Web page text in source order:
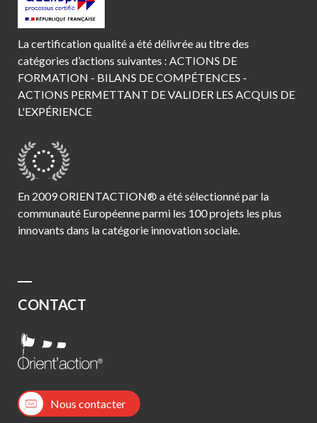
La certification qualité a été délivrée au titre des
catégories d’actions suivantes : ACTIONS DE
FORMATION - BILANS DE COMPÉTENCES -
ACTIONS PERMETTANT DE VALIDER LES ACQUIS DE
L'EXPÉRIENCE
En 2009 ORIENTACTION® a été sélectionné par la
communauté Européenne parmi les 100 projets les plus
innovants dans la catégorie innovation sociale.
CONTACT
Nous contacter